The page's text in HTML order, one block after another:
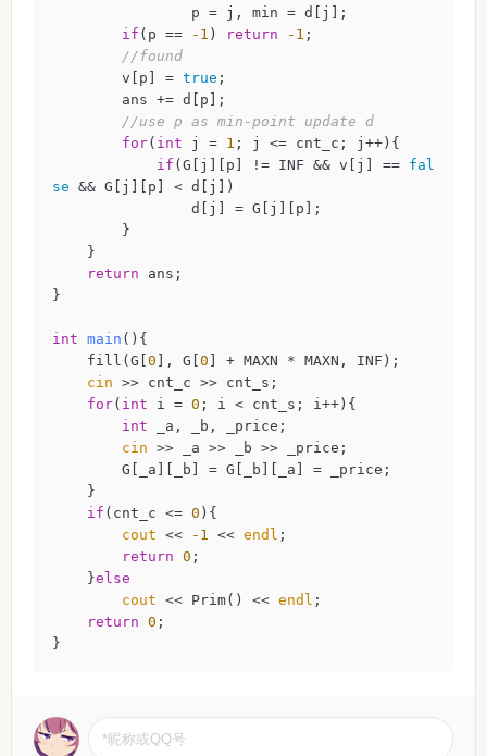
p = j, min = d[j];
if (p == -1 ) return -1 ;
//found
v[p] = true ;
ans += d[p];
//use p as min-point update d
for( int j = 1 ; j <= cnt_c; j++){
if (G[j][p] != INF && v[j] == fal
se && G[j][p] < d[j])
d[j] = G[j][p];
}
}
return ans;
}
int main () {
fill(G[0 ], G[0 ] + MAXN * MAXN, INF);
cin >> cnt_c >> cnt_s;
for( int i = 0 ; i < cnt_s; i++){
int _a, _b, _price;
cin >> _a >> _b >> _price;
G[_a][_b] = G[_b][_a] = _price;
}
if (cnt_c <= 0 ){
cout << -1 << endl ;
return 0 ;
}else
cout << Prim() << endl ;
return 0 ;
}